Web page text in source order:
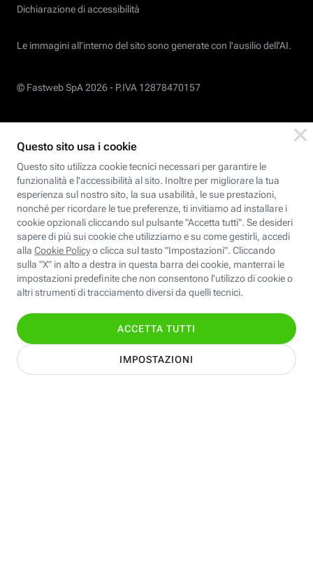
Dichiarazione di accessibilità
Le immagini all’interno del sito sono generate con l'ausilio dell'AI.
© Fastweb SpA 2026 - P.IVA 12878470157